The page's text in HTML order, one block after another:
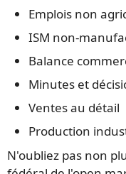
Emplois non
ISM non-
Balance
Minutes et
Ventes au détail
Production
N'oubliez pas non